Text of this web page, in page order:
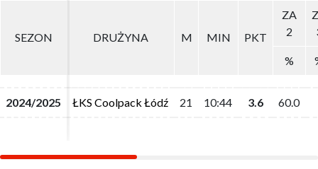
SEZON DRUŻYNA M MIN PKT
ZA
2
%
2024/2025 ŁKS Coolpack Łódź 21 10:44 3.6 60.0
SEZON DRUŻYNA M MIN PKT
ZA
2
%
2024/2025 ŁKS Coolpack Łódź 21 10:44 3.6 60.0